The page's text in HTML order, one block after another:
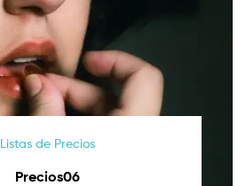
Listas de Precios
Precios06